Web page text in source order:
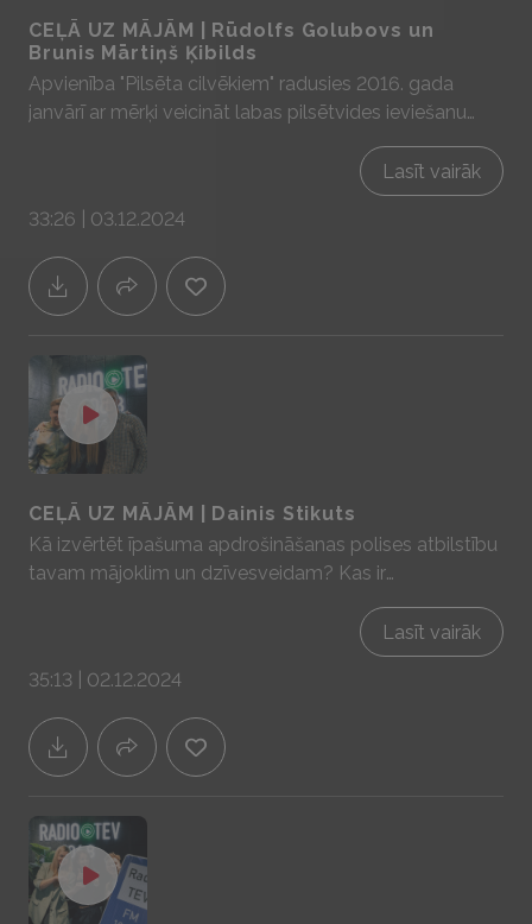
CEĻĀ UZ MĀJĀM | Rūdolfs Golubovs un
Brunis Mārtiņš Ķibilds
Apvienība "Pilsēta cilvēkiem" radusies 2016. gada
janvārī ar mērķi veicināt labas pilsētvides ieviešanu
Rīgā un citās Latvijas pilsētās. Sarunā ar Rūdolfu un
Bruni Mārtiņu iedrošinām ikvienu no mums
aizdomāties kā mēs katrs varam uzlabot vidi, kurā
dzīvojam. Sadarbībā ar YIT Latvija - mājas prātam un
sajūtām! www.yit.lv
Lasīt vairāk
33:26 | 03.12.2024
CEĻĀ UZ MĀJĀM | Dainis Stikuts
Kā izvērtēt īpašuma apdrošināšanas polises atbilstību
tavam mājoklim un dzīvesveidam? Kas ir
apdrošinātāja un kas - īpašnieka atbildība veiksmīgi
Lasīt vairāk
35:13 | 02.12.2024